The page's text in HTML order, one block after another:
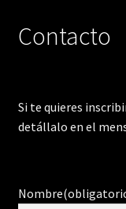
Contacto
Si te quieres
detállalo en el
Nombre